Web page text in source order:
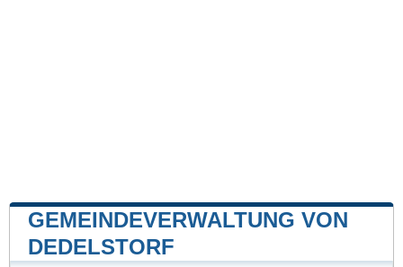
GEMEINDEVERWALTUNG VON
DEDELSTORF